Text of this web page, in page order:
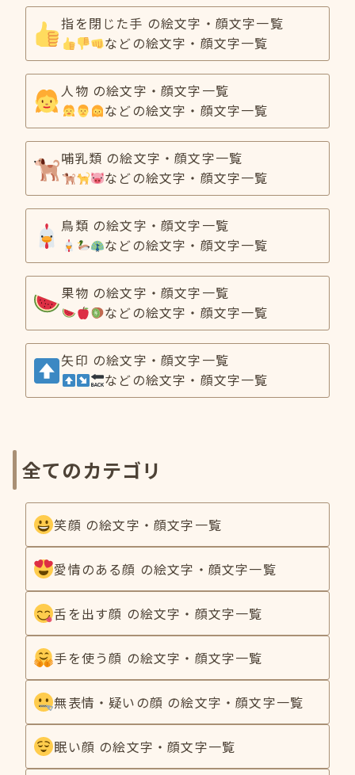
指を閉じた手 の絵文字・顔文字一覧
などの絵文字・顔文字一覧
人物 の絵文字・顔文字一覧
などの絵文字・顔文字一覧
哺乳類 の絵文字・顔文字一覧
などの絵文字・顔文字一覧
鳥類 の絵文字・顔文字一覧
などの絵文字・顔文字一覧
果物 の絵文字・顔文字一覧
などの絵文字・顔文字一覧
矢印 の絵文字・顔文字一覧
などの絵文字・顔文字一覧
全てのカテゴリ
笑顔 の絵文字・顔文字一覧
愛情のある顔 の絵文字・顔文字一覧
舌を出す顔 の絵文字・顔文字一覧
手を使う顔 の絵文字・顔文字一覧
無表情・疑いの顔 の絵文字・顔文字一覧
眠い顔 の絵文字・顔文字一覧